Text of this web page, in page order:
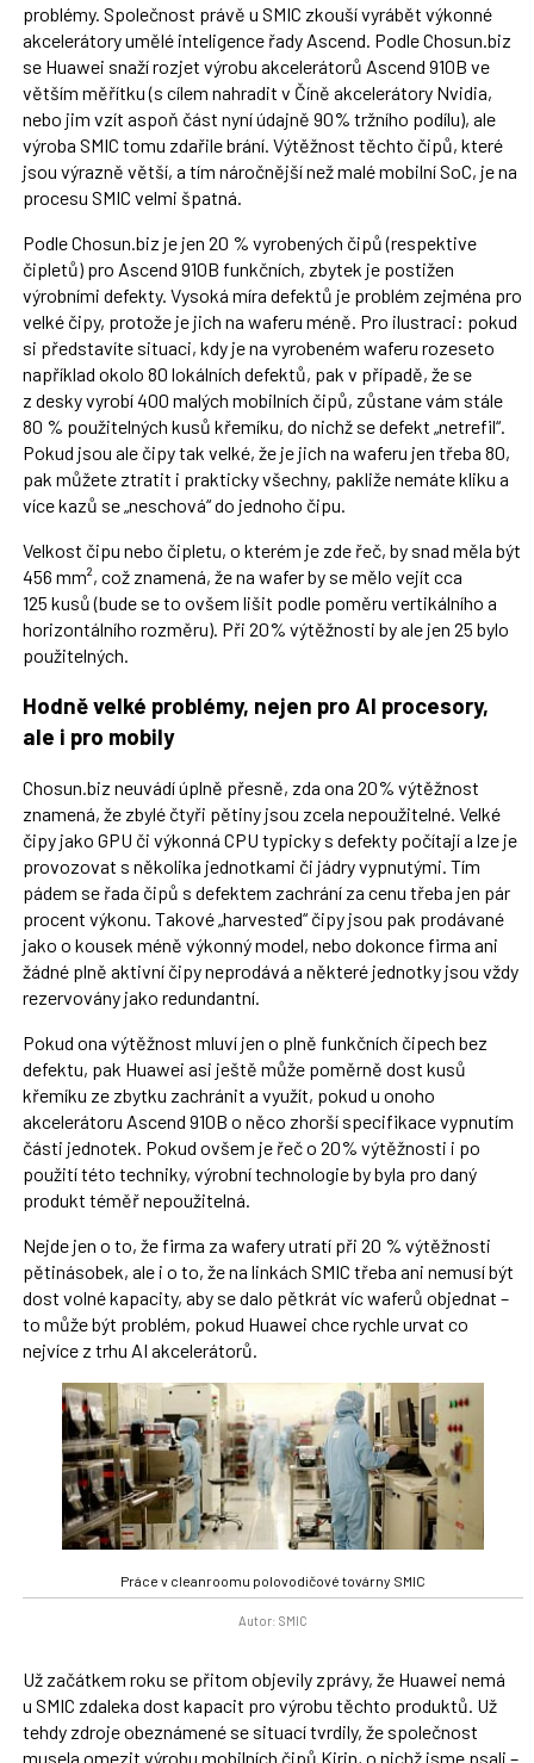
problémy. Společnost právě u SMIC zkouší vyrábět výkonné
akcelerátory umělé inteligence řady Ascend. Podle Chosun.biz
se Huawei snaží rozjet výrobu akcelerátorů Ascend 910B ve
větším měřítku (s cílem nahradit v Číně akcelerátory Nvidia,
nebo jim vzít aspoň část nyní údajně 90% tržního podílu), ale
výroba SMIC tomu zdařile brání. Výtěžnost těchto čipů, které
jsou výrazně větší, a tím náročnější než malé mobilní SoC, je na
procesu SMIC velmi špatná.
Podle Chosun.biz je jen 20 % vyrobených čipů (respektive
čipletů) pro Ascend 910B funkčních, zbytek je postižen
výrobními defekty. Vysoká míra defektů je problém zejména pro
velké čipy, protože je jich na waferu méně. Pro ilustraci: pokud
si představíte situaci, kdy je na vyrobeném waferu rozeseto
například okolo 80 lokálních defektů, pak v případě, že se
z desky vyrobí 400 malých mobilních čipů, zůstane vám stále
80 % použitelných kusů křemíku, do nichž se defekt „netrefil“.
Pokud jsou ale čipy tak velké, že je jich na waferu jen třeba 80,
pak můžete ztratit i prakticky všechny, pakliže nemáte kliku a
více kazů se „neschová“ do jednoho čipu.
Velkost čipu nebo čipletu, o kterém je zde řeč, by snad měla být
456 mm², což znamená, že na wafer by se mělo vejít cca
125 kusů (bude se to ovšem lišit podle poměru vertikálního a
horizontálního rozměru). Při 20% výtěžnosti by ale jen 25 bylo
použitelných.
Hodně velké problémy, nejen pro AI procesory,
ale i pro mobily
Chosun.biz neuvádí úplně přesně, zda ona 20% výtěžnost
znamená, že zbylé čtyři pětiny jsou zcela nepoužitelné. Velké
čipy jako GPU či výkonná CPU typicky s defekty počítají a lze je
provozovat s několika jednotkami či jádry vypnutými. Tím
pádem se řada čipů s defektem zachrání za cenu třeba jen pár
procent výkonu. Takové „harvested“ čipy jsou pak prodávané
jako o kousek méně výkonný model, nebo dokonce firma ani
žádné plně aktivní čipy neprodává a některé jednotky jsou vždy
rezervovány jako redundantní.
Pokud ona výtěžnost mluví jen o plně funkčních čipech bez
defektu, pak Huawei asi ještě může poměrně dost kusů
křemíku ze zbytku zachránit a využít, pokud u onoho
akcelerátoru Ascend 910B o něco zhorší specifikace vypnutím
části jednotek. Pokud ovšem je řeč o 20% výtěžnosti i po
použití této techniky, výrobní technologie by byla pro daný
produkt téměř nepoužitelná.
Nejde jen o to, že firma za wafery utratí při 20 % výtěžnosti
pětinásobek, ale i o to, že na linkách SMIC třeba ani nemusí být
dost volné kapacity, aby se dalo pětkrát víc waferů objednat –
to může být problém, pokud Huawei chce rychle urvat co
nejvíce z trhu AI akcelerátorů.
Práce v cleanroomu polovodičové továrny SMIC
Autor: SMIC
Už začátkem roku se přitom objevily zprávy, že Huawei nemá
u SMIC zdaleka dost kapacit pro výrobu těchto produktů. Už
tehdy zdroje obeznámené se situací tvrdily, že společnost
musela omezit výrobu mobilních čipů Kirin, o nichž jsme psali –